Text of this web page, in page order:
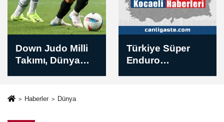
Türkiye Süper
Enduro
Kocaeli'de
Niğde'de
şarampole
Haberler Dünya